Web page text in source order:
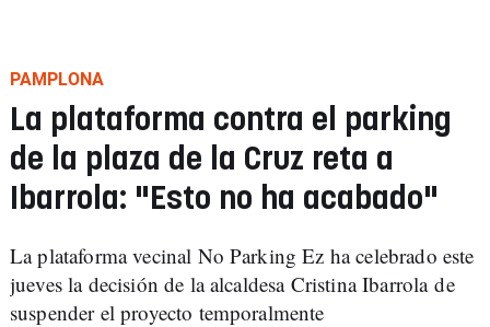
PAMPLONA
La plataforma contra el parking
de la plaza de la Cruz reta a
Ibarrola: "Esto no ha acabado"
La plataforma vecinal No Parking Ez ha celebrado este
jueves la decisión de la alcaldesa Cristina Ibarrola de
suspender el proyecto temporalmente